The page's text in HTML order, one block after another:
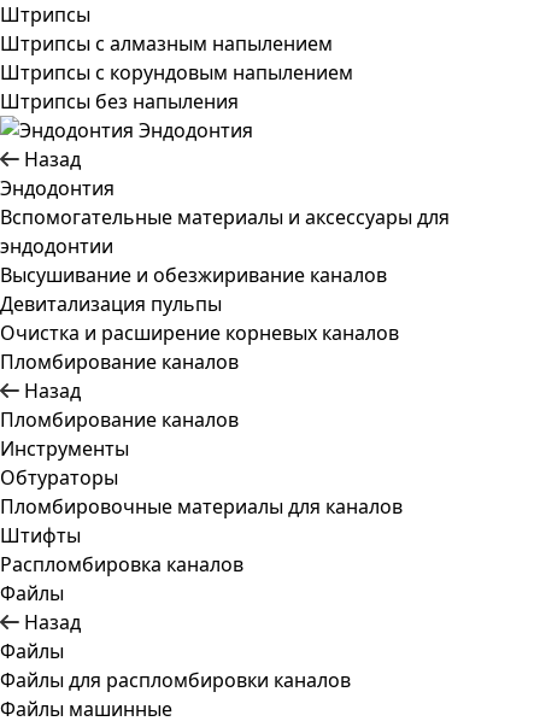
Штрипсы
Штрипсы c алмазным напылением
Штрипсы c корундовым напылением
Штрипсы без напыления
Эндодонтия
Назад
Эндодонтия
Вспомогательные материалы и аксессуары для
эндодонтии
Высушивание и обезжиривание каналов
Девитализация пульпы
Очистка и расширение корневых каналов
Пломбирование каналов
Назад
Пломбирование каналов
Инструменты
Обтураторы
Пломбировочные материалы для каналов
Штифты
Распломбировка каналов
Файлы
Назад
Файлы
Файлы для распломбировки каналов
Файлы машинные